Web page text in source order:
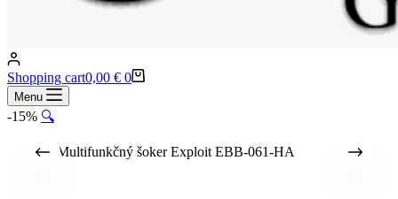
Shopping cart0,00 € 0
Menu
-15% 🔍